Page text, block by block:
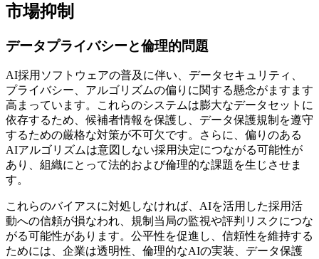
市場抑制
データプライバシーと倫理的問題
AI採用ソフトウェアの普及に伴い、データセキュリティ、
プライバシー、アルゴリズムの偏りに関する懸念がますます
高まっています。これらのシステムは膨大なデータセットに
依存するため、候補者情報を保護し、データ保護規制を遵守
するための厳格な対策が不可欠です。さらに、偏りのある
AIアルゴリズムは意図しない採用決定につながる可能性が
あり、組織にとって法的および倫理的な課題を生じさせま
す。
これらのバイアスに対処しなければ、AIを活用した採用活
動への信頼が損なわれ、規制当局の監視や評判リスクにつな
がる可能性があります。公平性を促進し、信頼性を維持する
ためには、企業は透明性、倫理的なAIの実装、データ保護